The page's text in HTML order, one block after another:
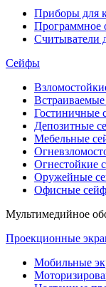
Приборы для
Программное
Считыватели
Сейфы
Гостиничные
Депозитные
Мебельные
Огнестойкие
Оружейные
Офисные
Мультимедийное
Проекционные
Мобильные